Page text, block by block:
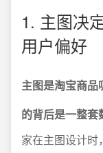
1. 主图决
用户偏好
主图是淘宝商
的背后是一整
家在主图设计时